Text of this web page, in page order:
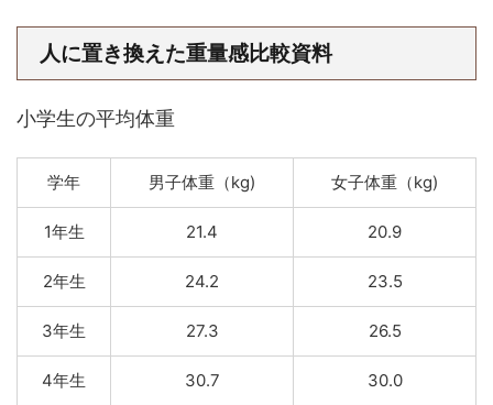
人に置き換えた重量感比較資料
小学生の平均体重
学年 男子体重（kg) 女子体重（kg)
1年生 21.4 20.9
2年生 24.2 23.5
3年生 27.3 26.5
4年生 30.7 30.0